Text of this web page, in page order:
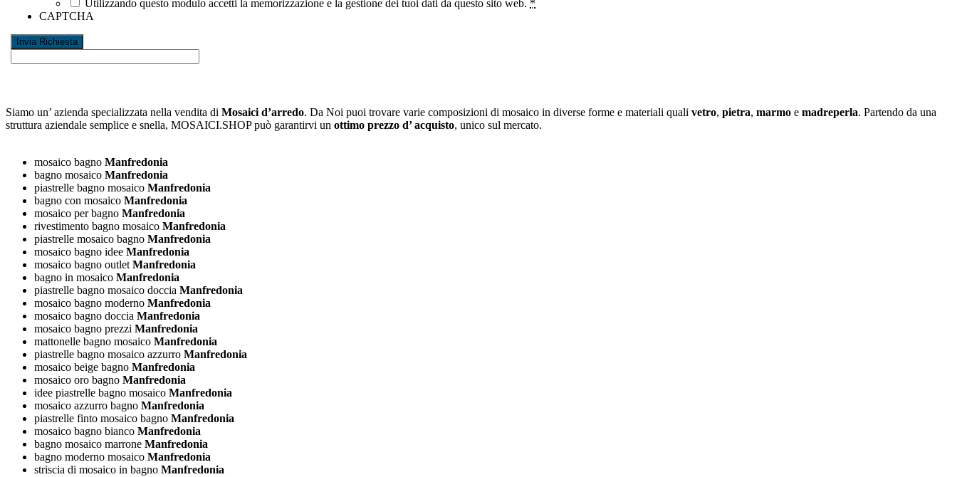
Utilizzando questo modulo accetti la memorizzazione e la gestione dei tuoi dati da questo sito web. *
CAPTCHA
Siamo un’ azienda specializzata nella vendita di Mosaici d’arredo. Da Noi puoi trovare varie composizioni di mosaico in diverse forme e materiali quali vetro, pietra, marmo e madreperla. Partendo da una
struttura aziendale semplice e snella, MOSAICI.SHOP può garantirvi un ottimo prezzo d’ acquisto, unico sul mercato.
mosaico bagno Manfredonia
bagno mosaico Manfredonia
piastrelle bagno mosaico Manfredonia
bagno con mosaico Manfredonia
mosaico per bagno Manfredonia
rivestimento bagno mosaico Manfredonia
piastrelle mosaico bagno Manfredonia
mosaico bagno idee Manfredonia
mosaico bagno outletManfredonia
bagno in mosaico Manfredonia
piastrelle bagno mosaico doccia Manfredonia
mosaico bagno moderno Manfredonia
mosaico bagno doccia Manfredonia
mosaico bagno prezzi Manfredonia
mattonelle bagno mosaico Manfredonia
piastrelle bagno mosaico azzurro Manfredonia
mosaico beige bagno Manfredonia
mosaico oro bagno Manfredonia
idee piastrelle bagno mosaico Manfredonia
mosaico azzurro bagno Manfredonia
piastrelle finto mosaico bagno Manfredonia
mosaico bagno bianco Manfredonia
bagno mosaico marrone Manfredonia
bagno moderno mosaico Manfredonia
striscia di mosaico in bagno Manfredonia